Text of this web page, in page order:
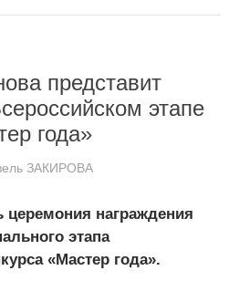
представит
этапе
года»
ЗАКИРОВА
церемония награждения
этапа
«Мастер года».